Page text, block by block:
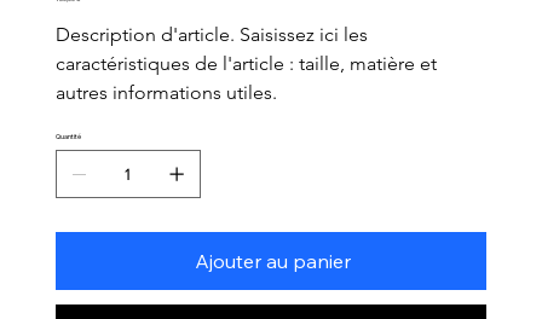
Description d'article. Saisissez ici les
caractéristiques de l'article : taille, matière et
autres informations utiles.
Quantité
Ajouter au panier